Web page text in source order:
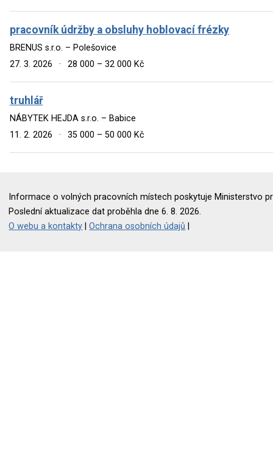
pracovník údržby a obsluhy hoblovací frézky
BRENUS s.r.o. – Polešovice
27. 3. 2026
· 28 000 – 32 000 Kč
truhlář
NÁBYTEK HEJDA s.r.o. – Babice
11. 2. 2026
· 35 000 – 50 000 Kč
Informace o volných pracovních místech poskytuje Ministerstvo
Poslední aktualizace dat proběhla dne 6. 8. 2026.
O webu a kontakty |Ochrana osobních údajů